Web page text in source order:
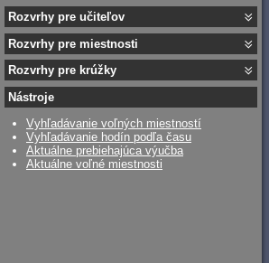
Rozvrhy pre učiteľov
Rozvrhy pre miestnosti
Rozvrhy pre krúžky
Nástroje
Vyhľadávanie voľných miestností
Vyhľadávanie hodín podľa času
Aktuálne prebiehajúca výučba
Aktuálne voľné miestnosti